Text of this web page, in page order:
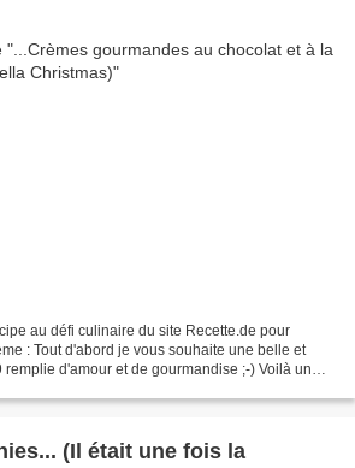
au défi culinaire du site Recette.de pour
: Tout d'abord je vous souhaite une belle et
d'amour et de gourmandise ;-) Voilà un
(Il était une fois la